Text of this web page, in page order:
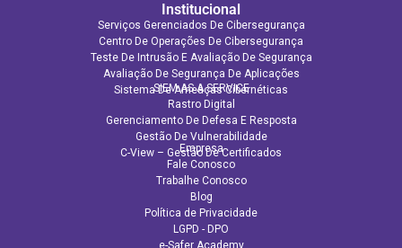
Institucional
Serviços Gerenciados De Cibersegurança
Centro De Operações De Cibersegurança
Teste De Intrusão E Avaliação De Segurança
Avaliação De Segurança De Aplicações​
Sistema De Ameaças Cibernéticas
SIEM AS A SERVICE
Rastro Digital
Gerenciamento De Defesa E Resposta
Gestão De Vulnerabilidade
C-View – Gestão De Certificados
Empresa
Fale Conosco
Trabalhe Conosco
Blog
Política de Privacidade
LGPD - DPO